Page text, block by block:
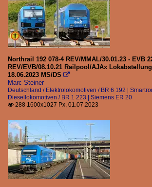
Northrail 192 078-4 REV/MMAL/30.01.23 - EVB
REV/EVB/08.10.21 Railpool/AJAx
18.06.2023 MS/DS 
Marc Steiner
Deutschland / Elektrolokomotiven / BR 6 192 |
Diesellokomotiven / BR 1 223 | Siemens ER 20
 288 1600x1027 Px, 01.07.2023